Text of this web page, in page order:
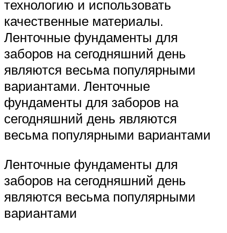
технологию и использовать
качественные материалы.
Ленточные фундаменты для
заборов на сегодняшний день
являются весьма популярными
вариантами. Ленточные
фундаменты для заборов на
сегодняшний день являются
весьма популярными вариантами
Ленточные фундаменты для
заборов на сегодняшний день
являются весьма популярными
вариантами